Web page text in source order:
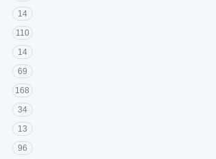
14
110
14
69
168
34
13
96